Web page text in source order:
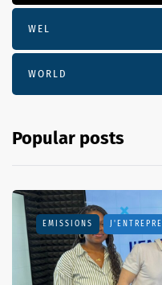
WEL
WORLD
Popular posts
EMISSIONS